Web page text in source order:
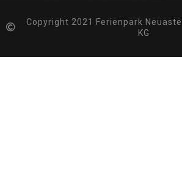
Copyright 2021 Ferienpark
KG